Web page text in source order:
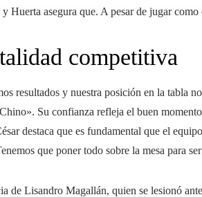
Huerta asegura que. A pesar de jugar
competitiva
resultados y nuestra posición en la tabla
Su confianza refleja el buen
destaca que es fundamental que el
que poner todo sobre la mesa para
de Lisandro Magallán, quien se lesionó